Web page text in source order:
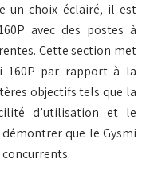
un choix éclairé, il est
avec des postes à
Cette section met
160P par rapport à la
objectifs tels que la
d’utilisation et le
que le Gysmi
concurrents.